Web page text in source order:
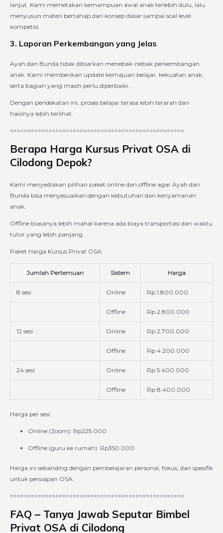
lanjut. Kami memetakan kemampuan awal anak terlebih dulu, lalu
menyusun materi bertahap dari konsep dasar sampai soal level
kompetisi.
3. Laporan Perkembangan yang Jelas
Ayah dan Bunda tidak dibiarkan menebak-nebak perkembangan
anak. Kami memberikan update kemajuan belajar, kekuatan anak,
serta bagian yang masih perlu diperbaiki.
Dengan pendekatan ini, proses belajar terasa lebih terarah dan
hasilnya lebih terlihat.
==================================================
Berapa Harga Kursus Privat OSA di
Cilodong Depok?
Kami menyediakan pilihan paket online dan offline agar Ayah dan
Bunda bisa menyesuaikan dengan kebutuhan dan kenyamanan
anak.
Offline biasanya lebih mahal karena ada biaya transportasi dan waktu
tutor yang lebih panjang.
Paket Harga Kursus Privat OSA:
Jumlah Pertemuan Sistem Harga
8 sesi Online Rp 1.800.000
Offline Rp 2.800.000
12 sesi Online Rp 2.700.000
Offline Rp 4.200.000
24 sesi Online Rp 5.400.000
Offline Rp 8.400.000
Harga per sesi:
Online (Zoom): Rp225.000
Offline (guru ke rumah): Rp350.000
Harga ini sebanding dengan pembelajaran personal, fokus, dan spesifik
untuk persiapan OSA.
==================================================
FAQ – Tanya Jawab Seputar Bimbel
Privat OSA di Cilodong